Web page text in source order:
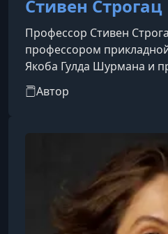
Стивен Строгац
Профессор Стивен
профессором
Якоба Гулда Шурмана и
теоретической и
Корнеллском
cum laude, получив
области математики, и
доктора философии в
университете. Прежде
Корнеллскому
профессор Строгац был
Автор